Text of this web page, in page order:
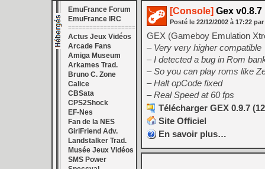
EmuFrance Forum
EmuFrance IRC
===================
Actus Jeux Vidéos
Arcade Fans
Amiga Museum
Arkames Trad.
Bruno C. Zone
Calice
CBSata
CPS2Shock
EF-Nes
Fan de la NES
GirlFriend Adv.
Landstalker Trad.
Musée Jeux Vidéos
SMS Power
[Console] Gex v0.8.7
Posté le 22/12/2002 à 17:22 par
GEX (Gameboy Emulation
– Very very higher compatible
– I detected a bug in Rom
– So you can play roms like
– Halt opCode fixed
– Real Speed at 60 fps
Télécharger GEX 0.9.7
Site Officiel
En savoir plus…